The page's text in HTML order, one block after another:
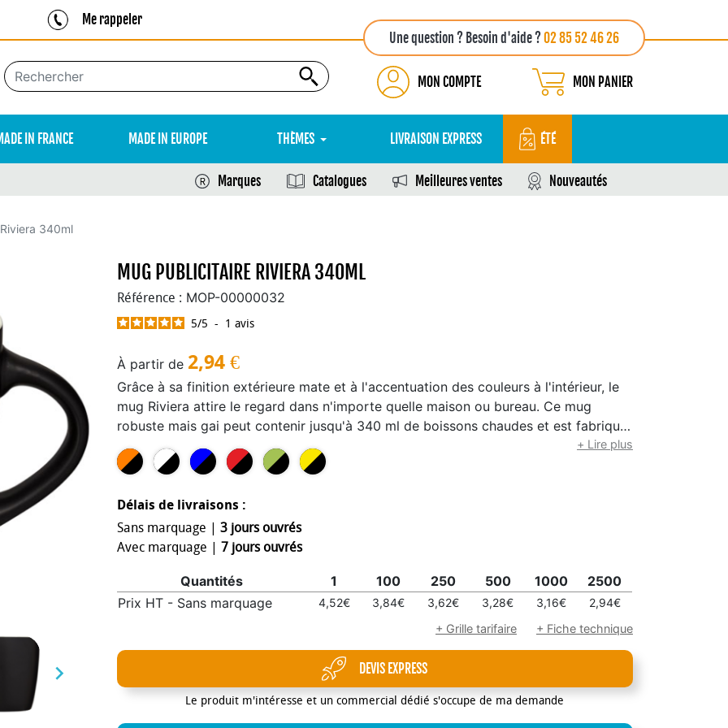
Me rappeler
Une question ? Besoin d'aide ?02 85 52 46 26
MON COMPTE MON PANIER
IN FRANCE MADE IN EUROPE THÈMES LIVRAISON EXPRESS ÉTÉ
Marques Catalogues Meilleures ventes Nouveautés
340ml

MUG PUBLICITAIRE RIVIERA 340ML
Référence : MOP-00000032
5/5 - 1 avis
À partir de 2,94 €
Grâce à sa finition extérieure mate et à l'accentuation des couleurs à l'intérieur, le
mug Riviera attire le regard dans n'importe quelle maison ou bureau. Ce mug
robuste mais gai peut contenir jusqu'à 340 ml de boissons chaudes et est fabriqué
en céramique. Le mug en céramique Riviera (y compris l'impression) peut être mis
au lave-vaisselle conformément à la norme EN12875-1 pour au moins 125 cycles de
+ Lire plus
Délais de livraisons :
Sans marquage | 3 jours ouvrés
Avec marquage | 7 jours ouvrés
Quantités 1 100 250 500 1000
2500
Prix HT - Sans marquage
4,52€ 3,84€ 3,62€ 3,28€ 3,16€
2,94€
+ Grille tarifaire
+ Fiche technique
DEVIS EXPRESS
Le produit m'intéresse et un commercial dédié s'occupe de ma demande